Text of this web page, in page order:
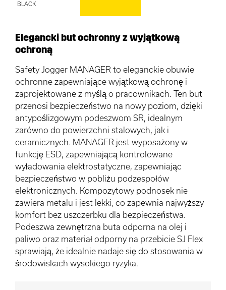
BLACK
Elegancki but ochronny z wyjątkową
ochroną
Safety Jogger MANAGER to eleganckie obuwie
ochronne zapewniające wyjątkową ochronę i
zaprojektowane z myślą o pracownikach. Ten but
przenosi bezpieczeństwo na nowy poziom, dzięki
antypoślizgowym podeszwom SR, idealnym
zarówno do powierzchni stalowych, jak i
ceramicznych. MANAGER jest wyposażony w
funkcję ESD, zapewniającą kontrolowane
wyładowania elektrostatyczne, zapewniając
bezpieczeństwo w pobliżu podzespołów
elektronicznych. Kompozytowy podnosek nie
zawiera metalu i jest lekki, co zapewnia najwyższy
komfort bez uszczerbku dla bezpieczeństwa.
Podeszwa zewnętrzna buta odporna na olej i
paliwo oraz materiał odporny na przebicie SJ Flex
sprawiają, że idealnie nadaje się do stosowania w
środowiskach wysokiego ryzyka.